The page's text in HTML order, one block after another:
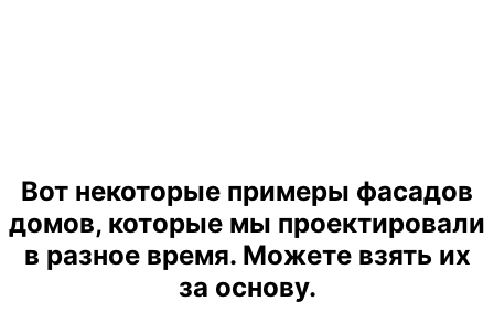
Вот некоторые примеры фасадов
домов, которые мы проектировали
в разное время. Можете взять их
за основу.